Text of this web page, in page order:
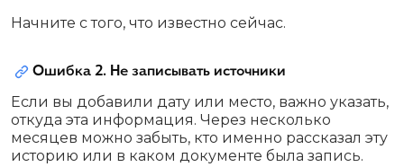
Начните с того, что известно сейчас.
Ошибка 2. Не записывать источники
Если вы добавили дату или место, важно указать,
откуда эта информация. Через несколько
месяцев можно забыть, кто именно рассказал эту
историю или в каком документе была запись.